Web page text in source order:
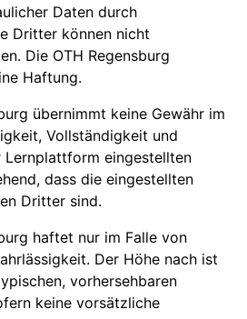
Daten durch
Dritter können nicht
Die OTH Regensburg
Haftung.
übernimmt keine Gewähr im
Vollständigkeit und
eingestellten
dass die eingestellten
Dritter sind.
haftet nur im Falle von
Der Höhe nach ist
vorhersehbaren
keine vorsätzliche